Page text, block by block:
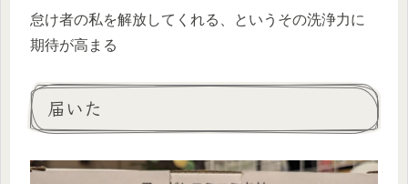
怠け者の私を解放してくれる、というその洗浄力に
期待が高まる
届いた